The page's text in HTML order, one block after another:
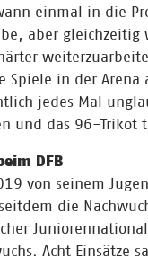
einmal in die
aber
in der Arena
jedes Mal
und das 96-Trikot
DFB
von seinem
die
Acht Einsätze